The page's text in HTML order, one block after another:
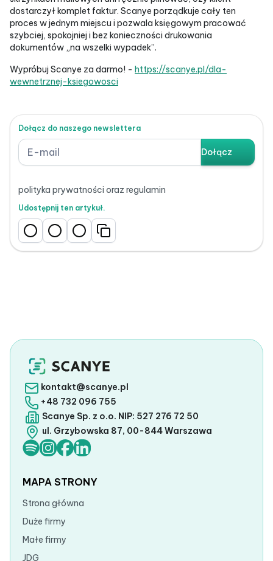
dostarczył komplet faktur. Scanye porządkuje cały ten
proces w jednym miejscu i pozwala księgowym pracować
szybciej, spokojniej i bez konieczności drukowania
dokumentów „na wszelki wypadek”.
Wypróbuj Scanye za darmo! - https://scanye.pl/dla-
wewnetrznej-ksiegowosci
Dołącz do naszego newslettera
polityka prywatności oraz regulamin
Udostępnij ten artykuł.
kontakt@scanye.pl
+48 732 096 755
Scanye Sp. z o.o. NIP: 527 276 72 50
ul. Grzybowska 87, 00-844 Warszawa
MAPA STRONY
Strona główna
Duże firmy
Małe firmy
JDG